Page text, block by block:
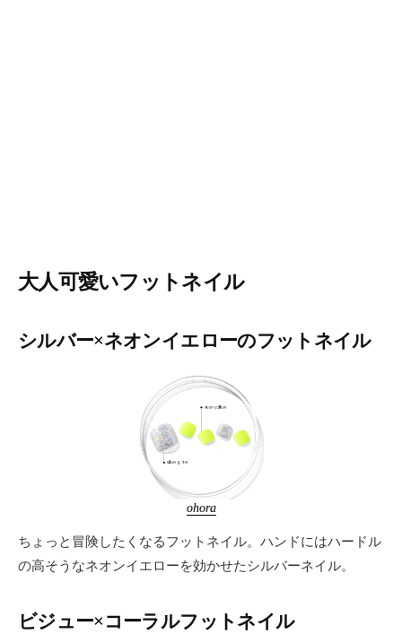
大人可愛いフットネイル
シルバー×ネオンイエローのフットネイル
ohora
ちょっと冒険したくなるフットネイル。ハンドにはハードル
の高そうなネオンイエローを効かせたシルバーネイル。
ビジュー×コーラルフットネイル